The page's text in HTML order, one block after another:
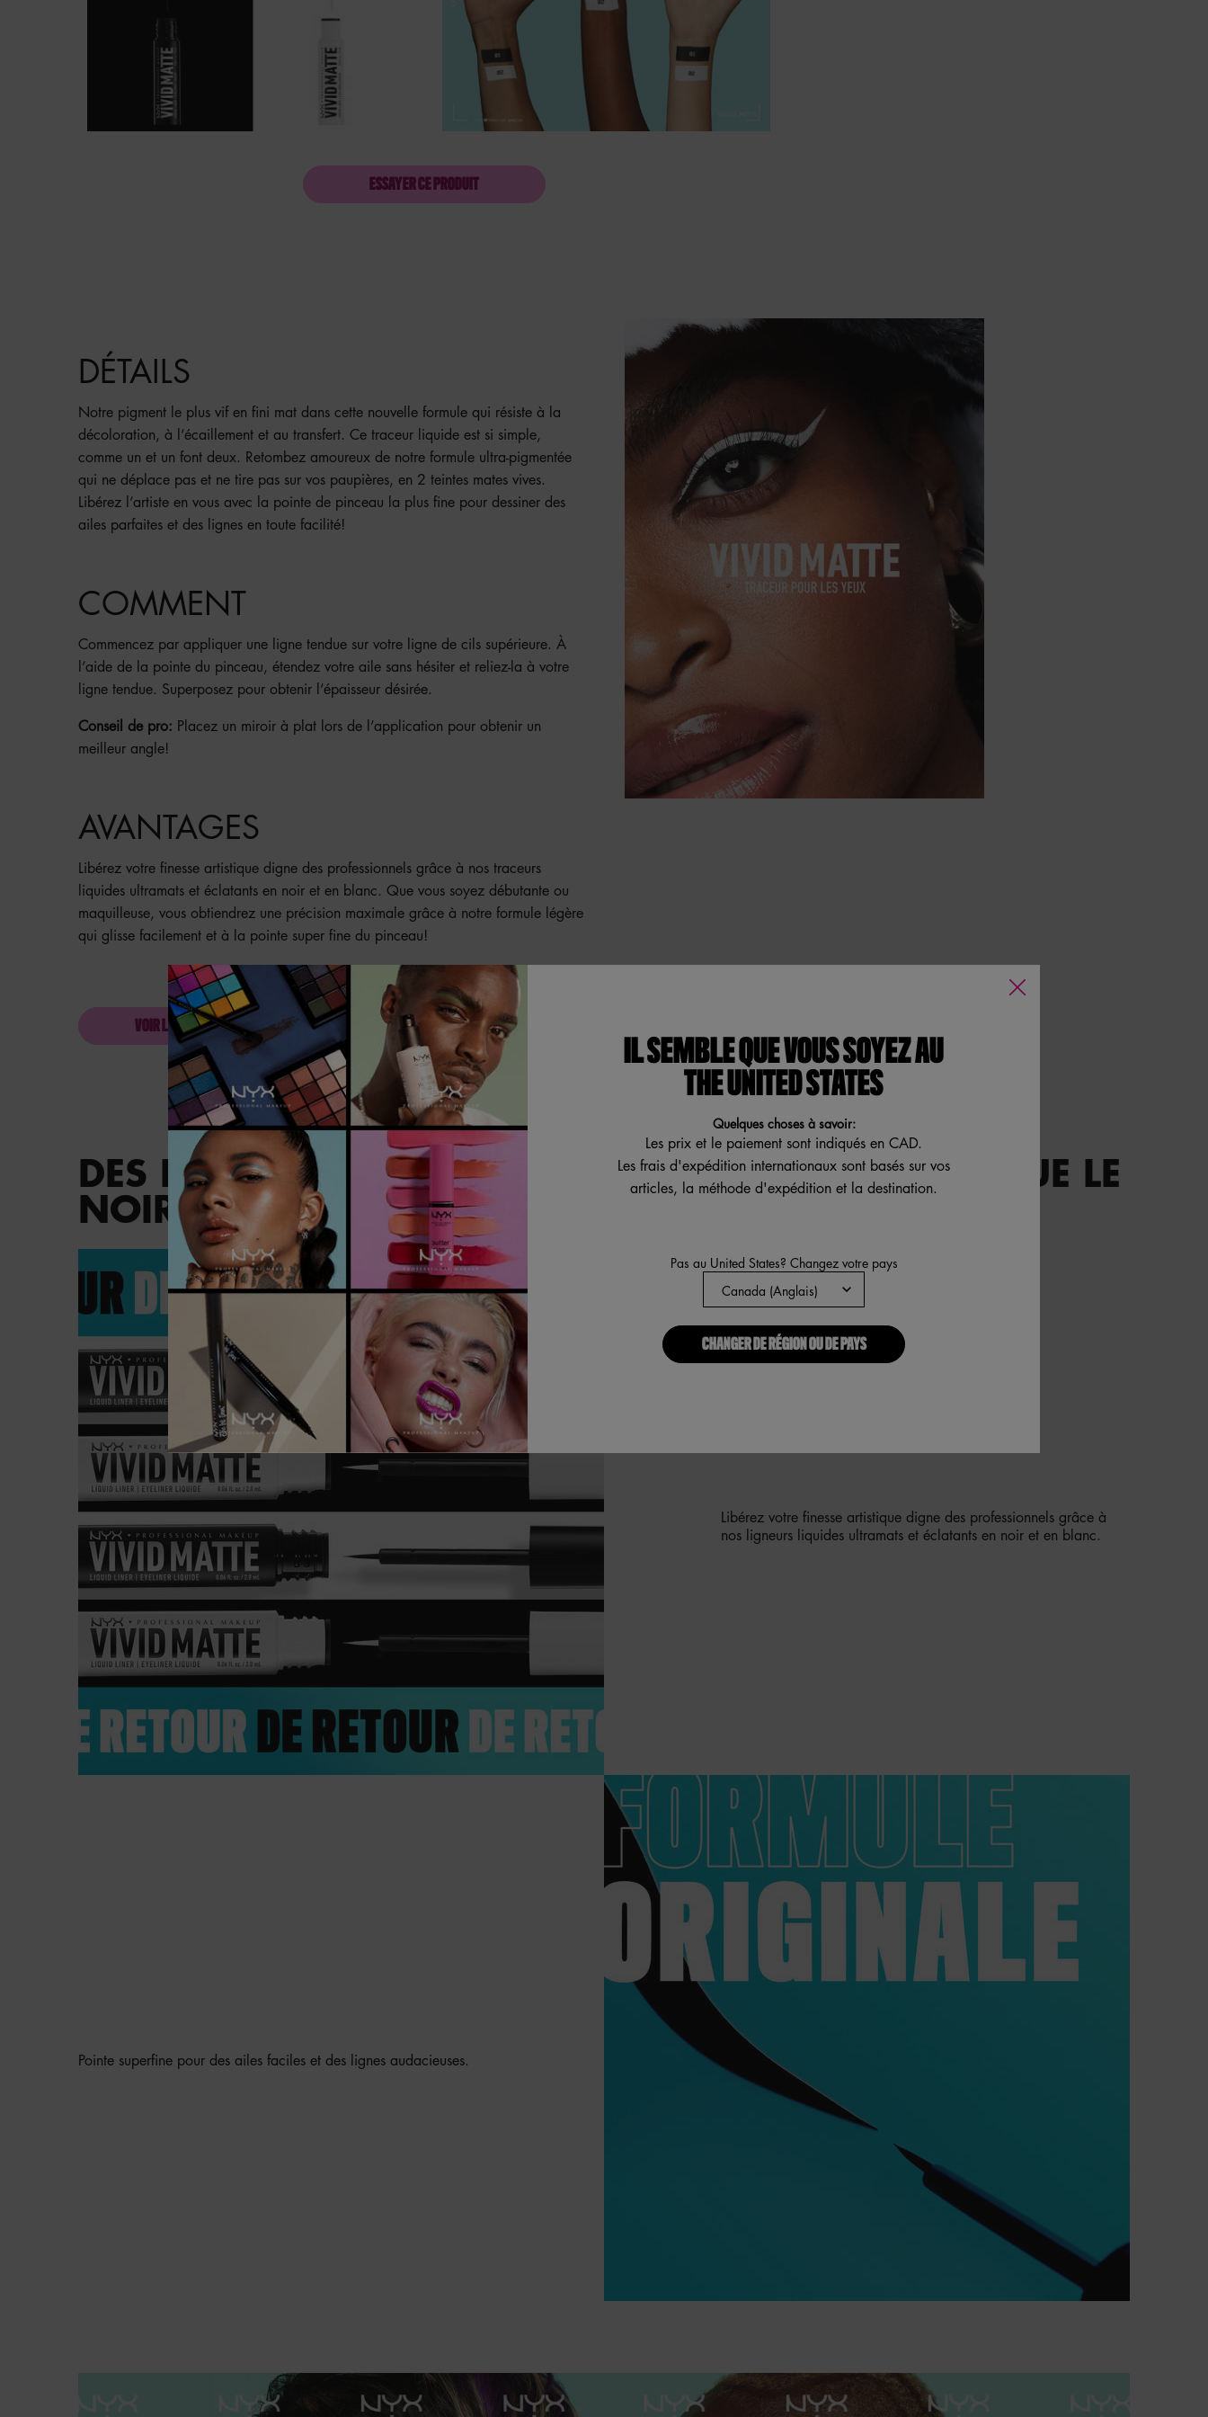
ESSAYER CE PRODUIT
DÉTAILS
Notre pigment le plus vif en fini mat dans cette nouvelle formule qui résiste à la
décoloration, à l’écaillement et au transfert. Ce traceur liquide est si simple,
comme un et un font deux. Retombez amoureux de notre formule ultra-pigmentée
qui ne déplace pas et ne tire pas sur vos paupières, en 2 teintes mates vives.
Libérez l’artiste en vous avec la pointe de pinceau la plus fine pour dessiner des
ailes parfaites et des lignes en toute facilité!
COMMENT
Commencez par appliquer une ligne tendue sur votre ligne de cils supérieure. À
l’aide de la pointe du pinceau, étendez votre aile sans hésiter et reliez-la à votre
ligne tendue. Superposez pour obtenir l’épaisseur désirée.
Conseil de pro: Placez un miroir à plat lors de l’application pour obtenir un
meilleur angle!
AVANTAGES
Libérez votre finesse artistique digne des professionnels grâce à nos traceurs
liquides ultramats et éclatants en noir et en blanc. Que vous soyez débutante ou
maquilleuse, vous obtiendrez une précision maximale grâce à notre formule légère
qui glisse facilement et à la pointe super fine du pinceau!
VOIR LA LISTE COMPLÈTE
DES LIGNES MATES ARTISTIQUES. AUSSI SIMPLES QUE LE
NOIR ET LE BLANC.
Libérez votre finesse artistique digne des professionnels grâce à
nos ligneurs liquides ultramats et éclatants en noir et en blanc.
Pointe superfine pour des ailes faciles et des lignes audacieuses.
IL SEMBLE QUE VOUS SOYEZ AU
THE UNITED STATES
Quelques choses à savoir:
Les prix et le paiement sont indiqués en CAD.
Les frais d'expédition internationaux sont basés sur vos
articles, la méthode d'expédition et la destination.
Pas au United States? Changez votre pays
CHANGER DE RÉGION OU DE PAYS